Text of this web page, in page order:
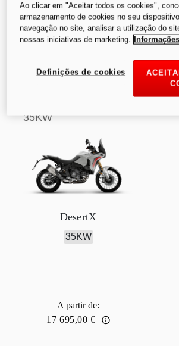
A partir de:
35KW
DesertX
35KW
A partir de:
17 695,00 €
Ao clicar em "Aceitar todos os cookies",
armazenamento de cookies no seu
navegação no site, analisar a utilização do
nossas iniciativas de marketing.
Definições de cookies